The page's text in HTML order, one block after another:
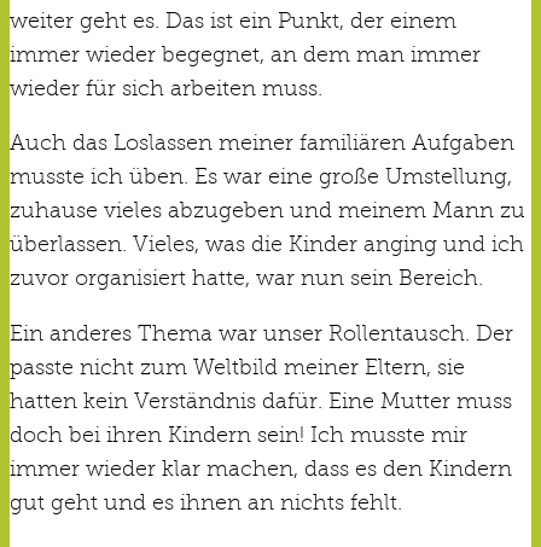
weiter geht es. Das ist ein Punkt, der einem
immer wieder begegnet, an dem man immer
wieder für sich arbeiten muss.
Auch das Loslassen meiner familiären Aufgaben
musste ich üben. Es war eine große Umstellung,
zuhause vieles abzugeben und meinem Mann zu
überlassen. Vieles, was die Kinder anging und ich
zuvor organisiert hatte, war nun sein Bereich.
Ein anderes Thema war unser Rollentausch. Der
passte nicht zum Weltbild meiner Eltern, sie
hatten kein Verständnis dafür. Eine Mutter muss
doch bei ihren Kindern sein! Ich musste mir
immer wieder klar machen, dass es den Kindern
gut geht und es ihnen an nichts fehlt.